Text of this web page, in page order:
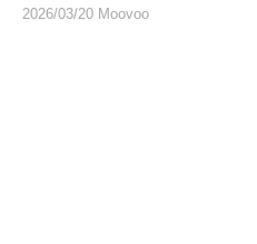
2026/03/20 Moovoo